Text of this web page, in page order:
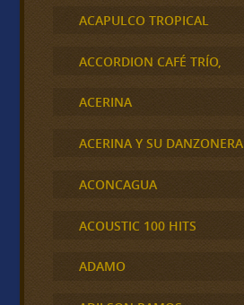
ACAPULCO TROPICAL
ACCORDION CAFÉ TRÍO,
ACERINA
ACERINA Y SU DANZONERA
ACONCAGUA
ACOUSTIC 100 HITS
ADAMO